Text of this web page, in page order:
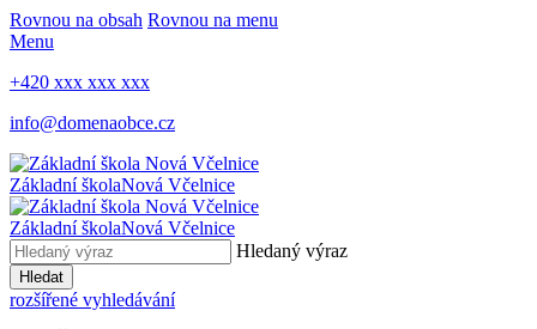
Rovnou na obsah Rovnou na menu
Menu
+420 xxx xxx xxx
info@domenaobce.cz
Základní školaNová Včelnice
Základní školaNová Včelnice
Hledaný výraz
Hledat
rozšířené vyhledávání